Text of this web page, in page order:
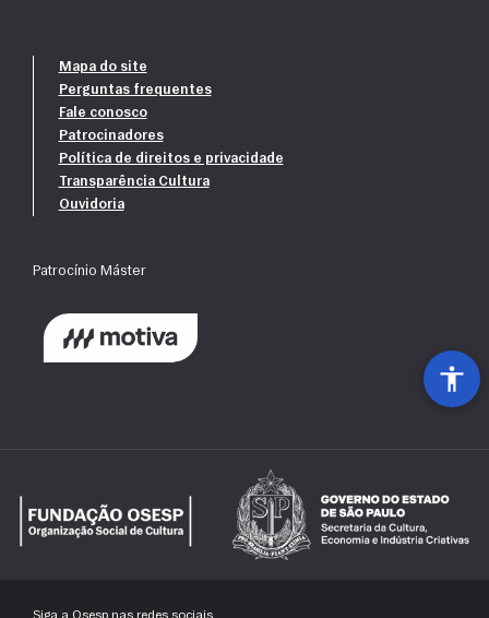
Mapa do site
Perguntas frequentes
Fale conosco
Patrocinadores
Política de direitos e privacidade
Transparência Cultura
Ouvidoria
Patrocínio Máster